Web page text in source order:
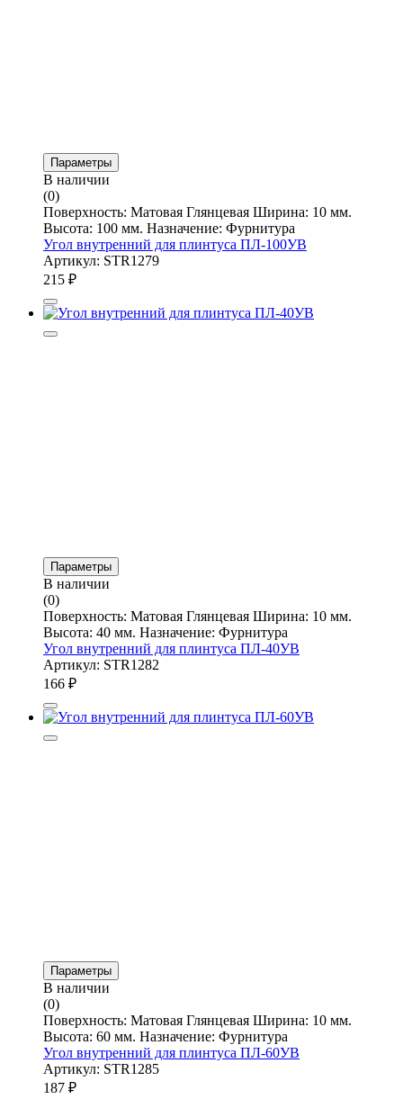
Параметры
В наличии
(0)
Поверхность: Матовая Глянцевая Ширина: 10 мм.
Высота: 100 мм. Назначение: Фурнитура
Угол внутренний для плинтуса ПЛ-100УВ
Артикул: STR1279
215 ₽
Параметры
В наличии
(0)
Поверхность: Матовая Глянцевая Ширина: 10 мм.
Высота: 40 мм. Назначение: Фурнитура
Угол внутренний для плинтуса ПЛ-40УВ
Артикул: STR1282
166 ₽
Параметры
В наличии
(0)
Поверхность: Матовая Глянцевая Ширина: 10 мм.
Высота: 60 мм. Назначение: Фурнитура
Угол внутренний для плинтуса ПЛ-60УВ
Артикул: STR1285
187 ₽